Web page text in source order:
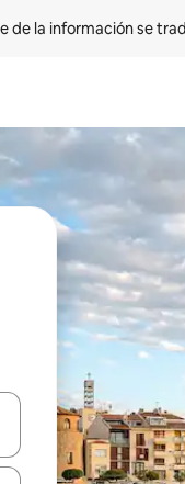
de la información se
las teclas de flecha